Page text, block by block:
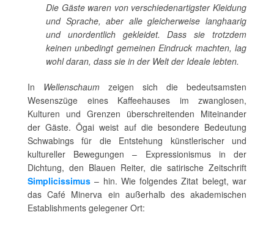
Die Gäste waren von verschiedenartigster Kleidung
und Sprache, aber alle gleicherweise langhaarig
und unordentlich gekleidet. Dass sie trotzdem
keinen unbedingt gemeinen Eindruck machten, lag
wohl daran, dass sie in der Welt der Ideale lebten.
In Wellenschaum zeigen sich die bedeutsamsten
Wesenszüge eines Kaffeehauses im zwanglosen,
Kulturen und Grenzen überschreitenden Miteinander
der Gäste. Ōgai weist auf die besondere Bedeutung
Schwabings für die Entstehung künstlerischer und
kultureller Bewegungen – Expressionismus in der
Dichtung, den Blauen Reiter, die satirische Zeitschrift
Simplicissimus – hin. Wie folgendes Zitat belegt, war
das Café Minerva ein außerhalb des akademischen
Establishments gelegener Ort: